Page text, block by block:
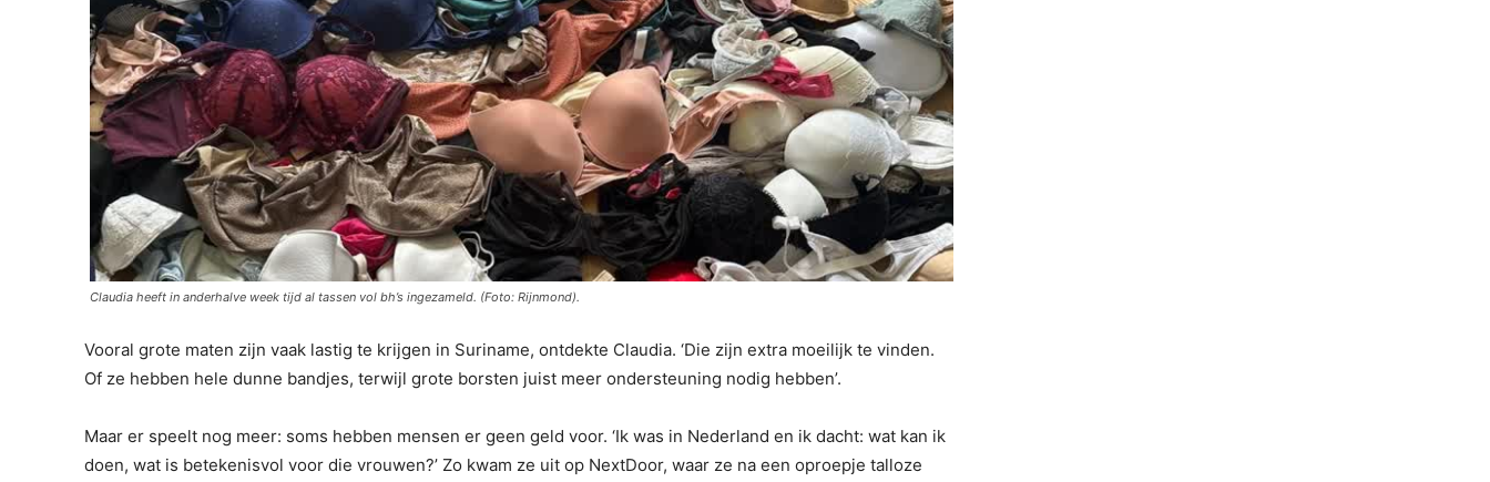
Claudia heeft in anderhalve week tijd al tassen vol bh’s ingezameld. (Foto: Rijnmond).
Vooral grote maten zijn vaak lastig te krijgen in Suriname, ontdekte Claudia. ‘Die zijn extra moeilijk te vinden.
Of ze hebben hele dunne bandjes, terwijl grote borsten juist meer ondersteuning nodig hebben’.
Maar er speelt nog meer: soms hebben mensen er geen geld voor. ‘Ik was in Nederland en ik dacht: wat kan ik
doen, wat is betekenisvol voor die vrouwen?’ Zo kwam ze uit op NextDoor, waar ze na een oproepje talloze